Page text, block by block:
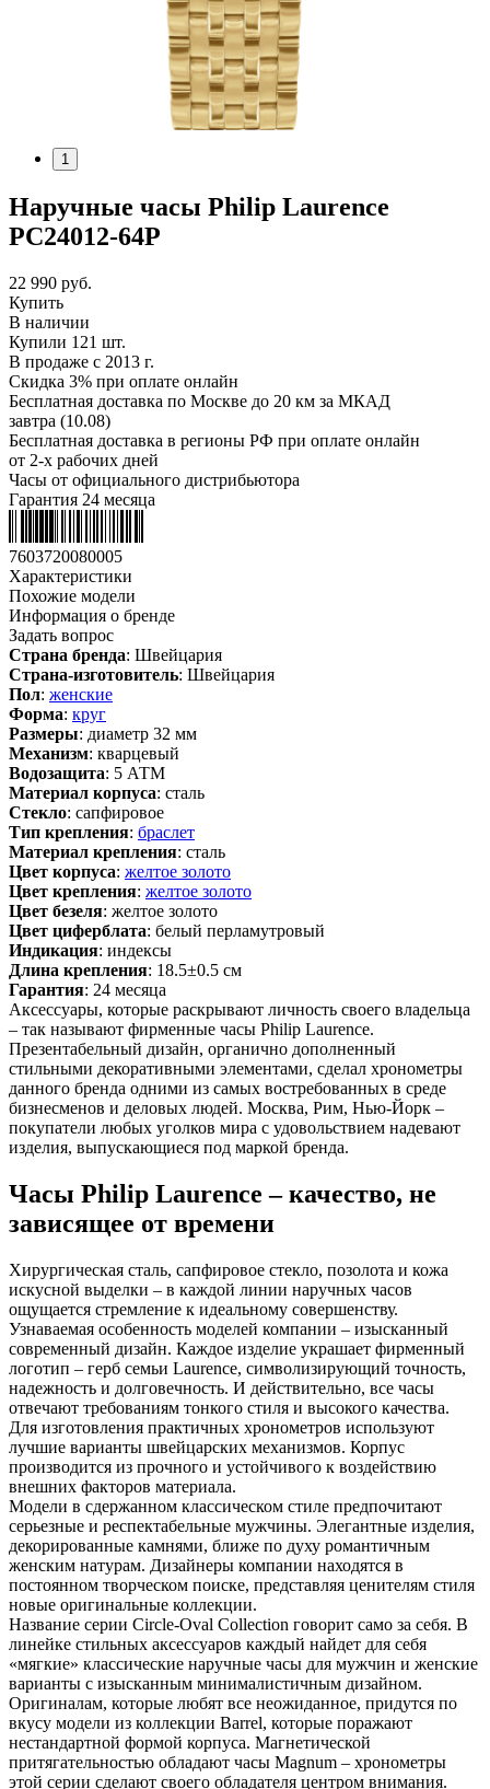
1
Наручные часы Philip Laurence
PC24012-64P
22 990 руб.
Купить
В наличии
Купили 121 шт.
В продаже с 2013 г.
Скидка 3% при оплате онлайн
Бесплатная доставка по Москве до 20 км за МКАД
завтра (10.08)
Бесплатная доставка в регионы РФ при оплате онлайн
от 2-х рабочих дней
Часы от официального дистрибьютора
Гарантия 24 месяца
7603720080005
Характеристики
Похожие модели
Информация о бренде
Задать вопрос
Страна бренда: Швейцария
Страна-изготовитель: Швейцария
Пол: женские
Форма: круг
Размеры: диаметр 32 мм
Механизм: кварцевый
Водозащита: 5 АТМ
Материал корпуса: сталь
Стекло: сапфировое
Тип крепления: браслет
Материал крепления: сталь
Цвет корпуса: желтое золото
Цвет крепления: желтое золото
Цвет безеля: желтое золото
Цвет циферблата: белый перламутровый
Индикация: индексы
Длина крепления: 18.5±0.5 см
Гарантия: 24 месяца
Аксессуары, которые раскрывают личность своего владельца
– так называют фирменные часы Philip Laurence.
Презентабельный дизайн, органично дополненный
стильными декоративными элементами, сделал хронометры
данного бренда одними из самых востребованных в среде
бизнесменов и деловых людей. Москва, Рим, Нью-Йорк –
покупатели любых уголков мира с удовольствием надевают
изделия, выпускающиеся под маркой бренда.
Часы Philip Laurence – качество, не
зависящее от времени
Хирургическая сталь, сапфировое стекло, позолота и кожа
искусной выделки – в каждой линии наручных часов
ощущается стремление к идеальному совершенству.
Узнаваемая особенность моделей компании – изысканный
современный дизайн. Каждое изделие украшает фирменный
логотип – герб семьи Laurence, символизирующий точность,
надежность и долговечность. И действительно, все часы
отвечают требованиям тонкого стиля и высокого качества.
Для изготовления практичных хронометров используют
лучшие варианты швейцарских механизмов. Корпус
производится из прочного и устойчивого к воздействию
внешних факторов материала.
Модели в сдержанном классическом стиле предпочитают
серьезные и респектабельные мужчины. Элегантные изделия,
декорированные камнями, ближе по духу романтичным
женским натурам. Дизайнеры компании находятся в
постоянном творческом поиске, представляя ценителям стиля
новые оригинальные коллекции.
Название серии Circle-Oval Collection говорит само за себя. В
линейке стильных аксессуаров каждый найдет для себя
«мягкие» классические наручные часы для мужчин и женские
варианты с изысканным минималистичным дизайном.
Оригиналам, которые любят все неожиданное, придутся по
вкусу модели из коллекции Barrel, которые поражают
нестандартной формой корпуса. Магнетической
притягательностью обладают часы Magnum – хронометры
этой серии сделают своего обладателя центром внимания.